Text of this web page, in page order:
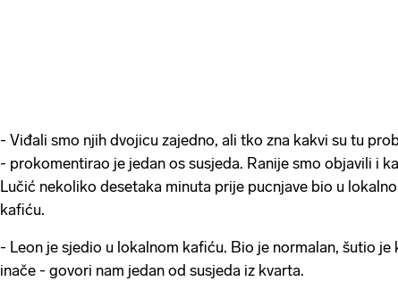
- Viđali smo njih dvojicu zajedno, ali tko zna kakvi su tu
- prokomentirao je jedan os susjeda. Ranije smo objavili i
Lučić nekoliko desetaka minuta prije pucnjave bio u
kafiću.
- Leon je sjedio u lokalnom kafiću. Bio je normalan, šutio je
inače - govori nam jedan od susjeda iz kvarta.